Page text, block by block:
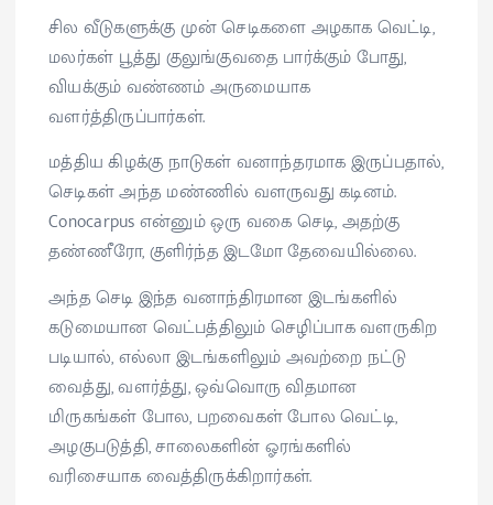
சில வீடுகளுக்கு முன் செடிகளை அழகாக வெட்டி,
மலர்கள் பூத்து குலுங்குவதை பார்க்கும் போது,
வியக்கும் வண்ணம் அருமையாக
வளர்த்திருப்பார்கள்.
மத்திய கிழக்கு நாடுகள் வனாந்தரமாக இருப்பதால்,
செடிகள் அந்த மண்ணில் வளருவது கடினம்.
Conocarpus என்னும் ஒரு வகை செடி, அதற்கு
தண்ணீரோ, குளிர்ந்த இடமோ தேவையில்லை.
அந்த செடி இந்த வனாந்திரமான இடங்களில்
கடுமையான வெட்பத்திலும் செழிப்பாக வளருகிற
படியால், எல்லா இடங்களிலும் அவற்றை நட்டு
வைத்து, வளர்த்து, ஒவ்வொரு விதமான
மிருகங்கள் போல, பறவைகள் போல வெட்டி,
அழகுபடுத்தி, சாலைகளின் ஓரங்களில்
வரிசையாக வைத்திருக்கிறார்கள்.